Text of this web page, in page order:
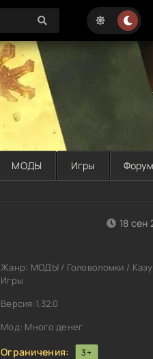
МОДЫ Игры Форум
18 сен
Жанр: МОДЫ / Головоломки /
Игры
Версия:1.32.0
Мод: Много денег
Ограничения: 3+